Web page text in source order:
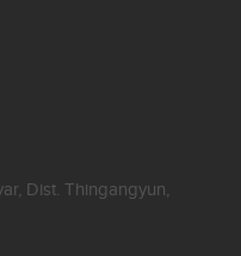
Dist. Thingangyun,